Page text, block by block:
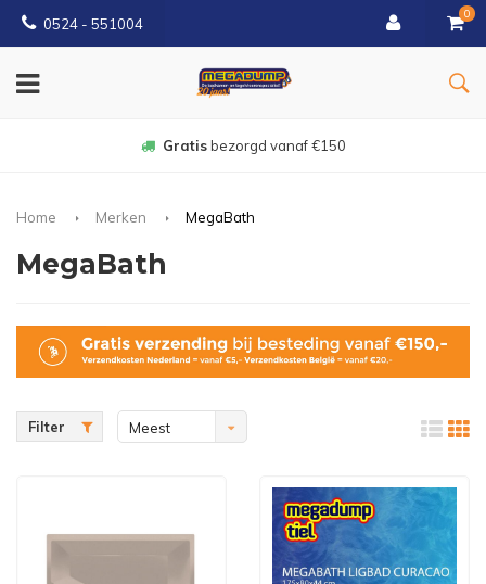
0524 - 551004
0
Gratisbezorgd vanaf €150
Home Merken MegaBath
MegaBath
Filter
Meest